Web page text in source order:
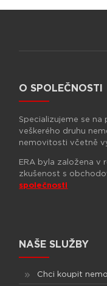
O SPOLEČNOSTI
Specializujeme se
veškerého druhu
nemovitosti včetně
ERA byla založena v
zkušenost s
společnosti
NAŠE SLUŽBY
Chci koupit